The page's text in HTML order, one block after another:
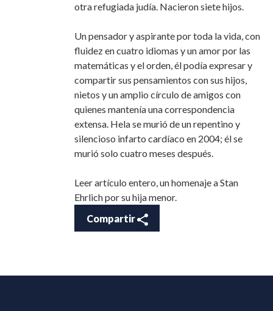
otra refugiada judía. Nacieron siete hijos.
Un pensador y aspirante por toda la vida, con
fluidez en cuatro idiomas y un amor por las
matemáticas y el orden, él podía expresar y
compartir sus pensamientos con sus hijos,
nietos y un amplio círculo de amigos con
quienes mantenía una correspondencia
extensa. Hela se murió de un repentino y
silencioso infarto cardíaco en 2004; él se
murió solo cuatro meses después.
Leer artículo entero, un homenaje a Stan
Ehrlich por su hija menor.
Compartir